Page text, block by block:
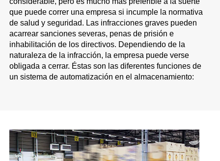
que puede correr una empresa si incumple la normativa
de salud y seguridad. Las infracciones graves pueden
acarrear sanciones severas, penas de prisión e
inhabilitación de los directivos. Dependiendo de la
naturaleza de la infracción, la empresa puede verse
obligada a cerrar. Éstas son las diferentes funciones de
un sistema de automatización en el almacenamiento: